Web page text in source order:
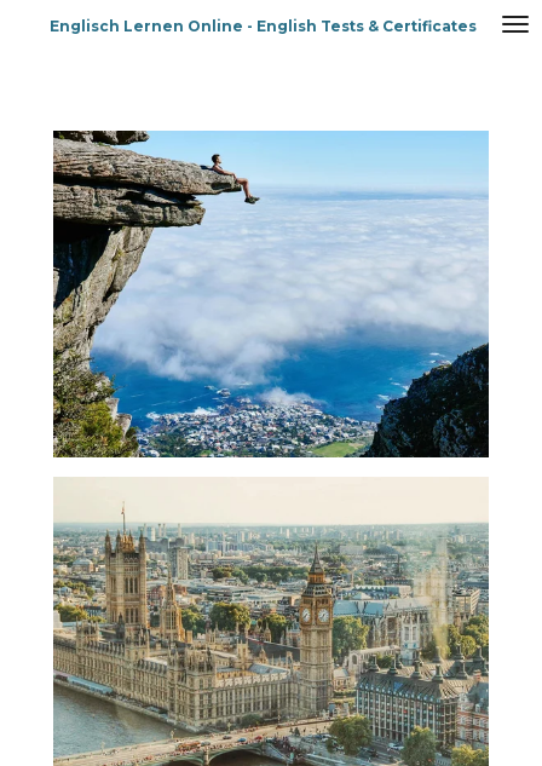
ZumEnglisch Lernen Online - English Tests & Certificates